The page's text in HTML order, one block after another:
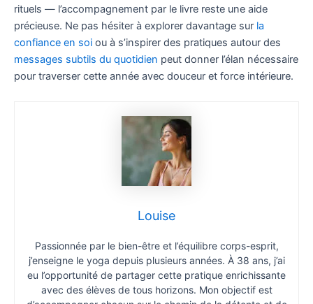
rituels — l’accompagnement par le livre reste une aide
précieuse. Ne pas hésiter à explorer davantage sur la
confiance en soi ou à s’inspirer des pratiques autour des
messages subtils du quotidien peut donner l’élan nécessaire
pour traverser cette année avec douceur et force intérieure.
Louise
Passionnée par le bien-être et l’équilibre corps-esprit,
j’enseigne le yoga depuis plusieurs années. À 38 ans, j’ai
eu l’opportunité de partager cette pratique enrichissante
avec des élèves de tous horizons. Mon objectif est